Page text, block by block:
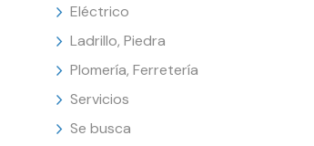
Eléctrico
Ladrillo, Piedra
Plomería, Ferretería
Servicios
Se busca